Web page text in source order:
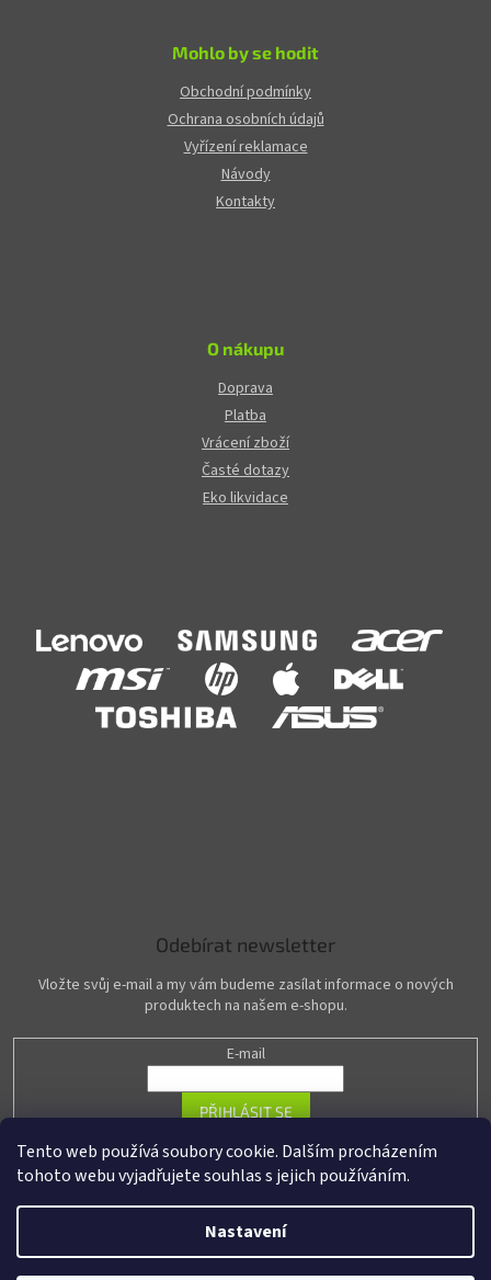
Tento web používá soubory cookie. Dalším procházením
tohoto webu vyjadřujete souhlas s jejich používáním.
Nastavení
Mohlo by se hodit
Obchodní podmínky
Ochrana osobních údajů
Vyřízení reklamace
Návody
Kontakty
O nákupu
Doprava
Platba
Vrácení zboží
Časté dotazy
Eko likvidace
Odebírat newsletter
Vložte svůj e-mail a my vám budeme zasílat informace o nových
produktech na našem e-shopu.
E-mail
PŘIHLÁSIT SE
Vytvořil Shoptet